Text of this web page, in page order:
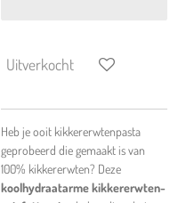
Uitverkocht
Heb je ooit kikkererwtenpasta
geprobeerd die gemaakt is van
100% kikkererwten? Deze
koolhydraatarme kikkererwten-